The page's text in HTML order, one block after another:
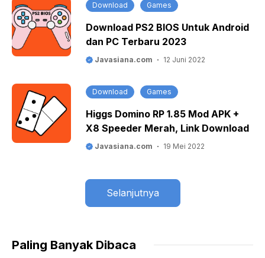
Download Games
Download PS2 BIOS Untuk Android
dan PC Terbaru 2023
Javasiana.com 12 Juni 2022
Download Games
Higgs Domino RP 1.85 Mod APK +
X8 Speeder Merah, Link Download
Javasiana.com 19 Mei 2022
Selanjutnya
Paling Banyak Dibaca